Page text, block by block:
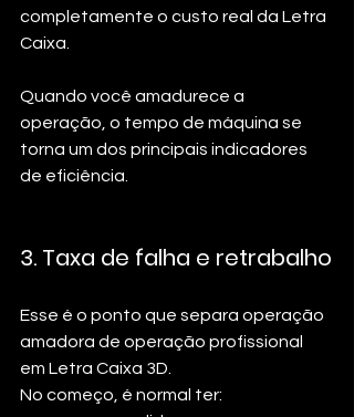
completamente o custo real da Letra
Caixa.
Quando você amadurece a
operação, o tempo de máquina se
torna um dos principais indicadores
de eficiência.
3. Taxa de falha e retrabalho
Esse é o ponto que separa operação
amadora de operação profissional
em Letra Caixa 3D.
No começo, é normal ter: